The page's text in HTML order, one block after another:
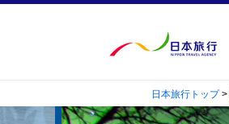
日本旅行トップ>